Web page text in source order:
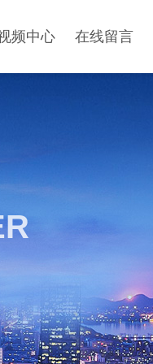
频中心 在线留言